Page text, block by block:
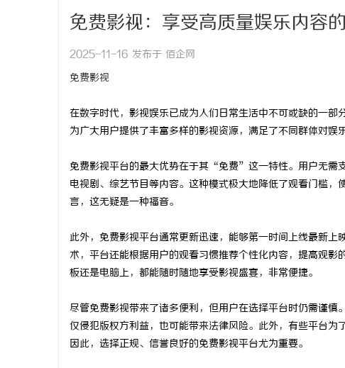
免费影视：享受高质量娱乐内容
2025-11-16 发布于 佰企网
免费影视
在数字时代，影视娱乐已成为人们日常生活中不可或缺的一部
为广大用户提供了丰富多样的影视资源，满足了不同群体对娱
免费影视平台的最大优势在于其“免费”这一特性。用户无需
电视剧、综艺节目等内容。这种模式极大地降低了观看门槛
言，这无疑是一种福音。
此外，免费影视平台通常更新迅速，能够第一时间上线最新
术，平台还能根据用户的观看习惯推荐个性化内容，提高观
板还是电脑上，都能随时随地享受影视盛宴，非常便捷。
尽管免费影视带来了诸多便利，但用户在选择平台时仍需谨
仅侵犯版权方利益，也可能带来法律风险。此外，有些平台为
因此，选择正规、信誉良好的免费影视平台尤为重要。